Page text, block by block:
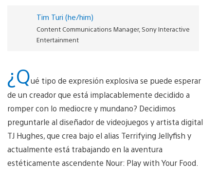
Tim Turi (he/him)
Content Communications Manager, Sony Interactive
Entertainment
¿Qué tipo de expresión explosiva se puede esperar
de un creador que está implacablemente decidido a
romper con lo mediocre y mundano? Decidimos
preguntarle al diseñador de videojuegos y artista digital
TJ Hughes, que crea bajo el alias Terrifying Jellyfish y
actualmente está trabajando en la aventura
estéticamente ascendente Nour: Play with Your Food.